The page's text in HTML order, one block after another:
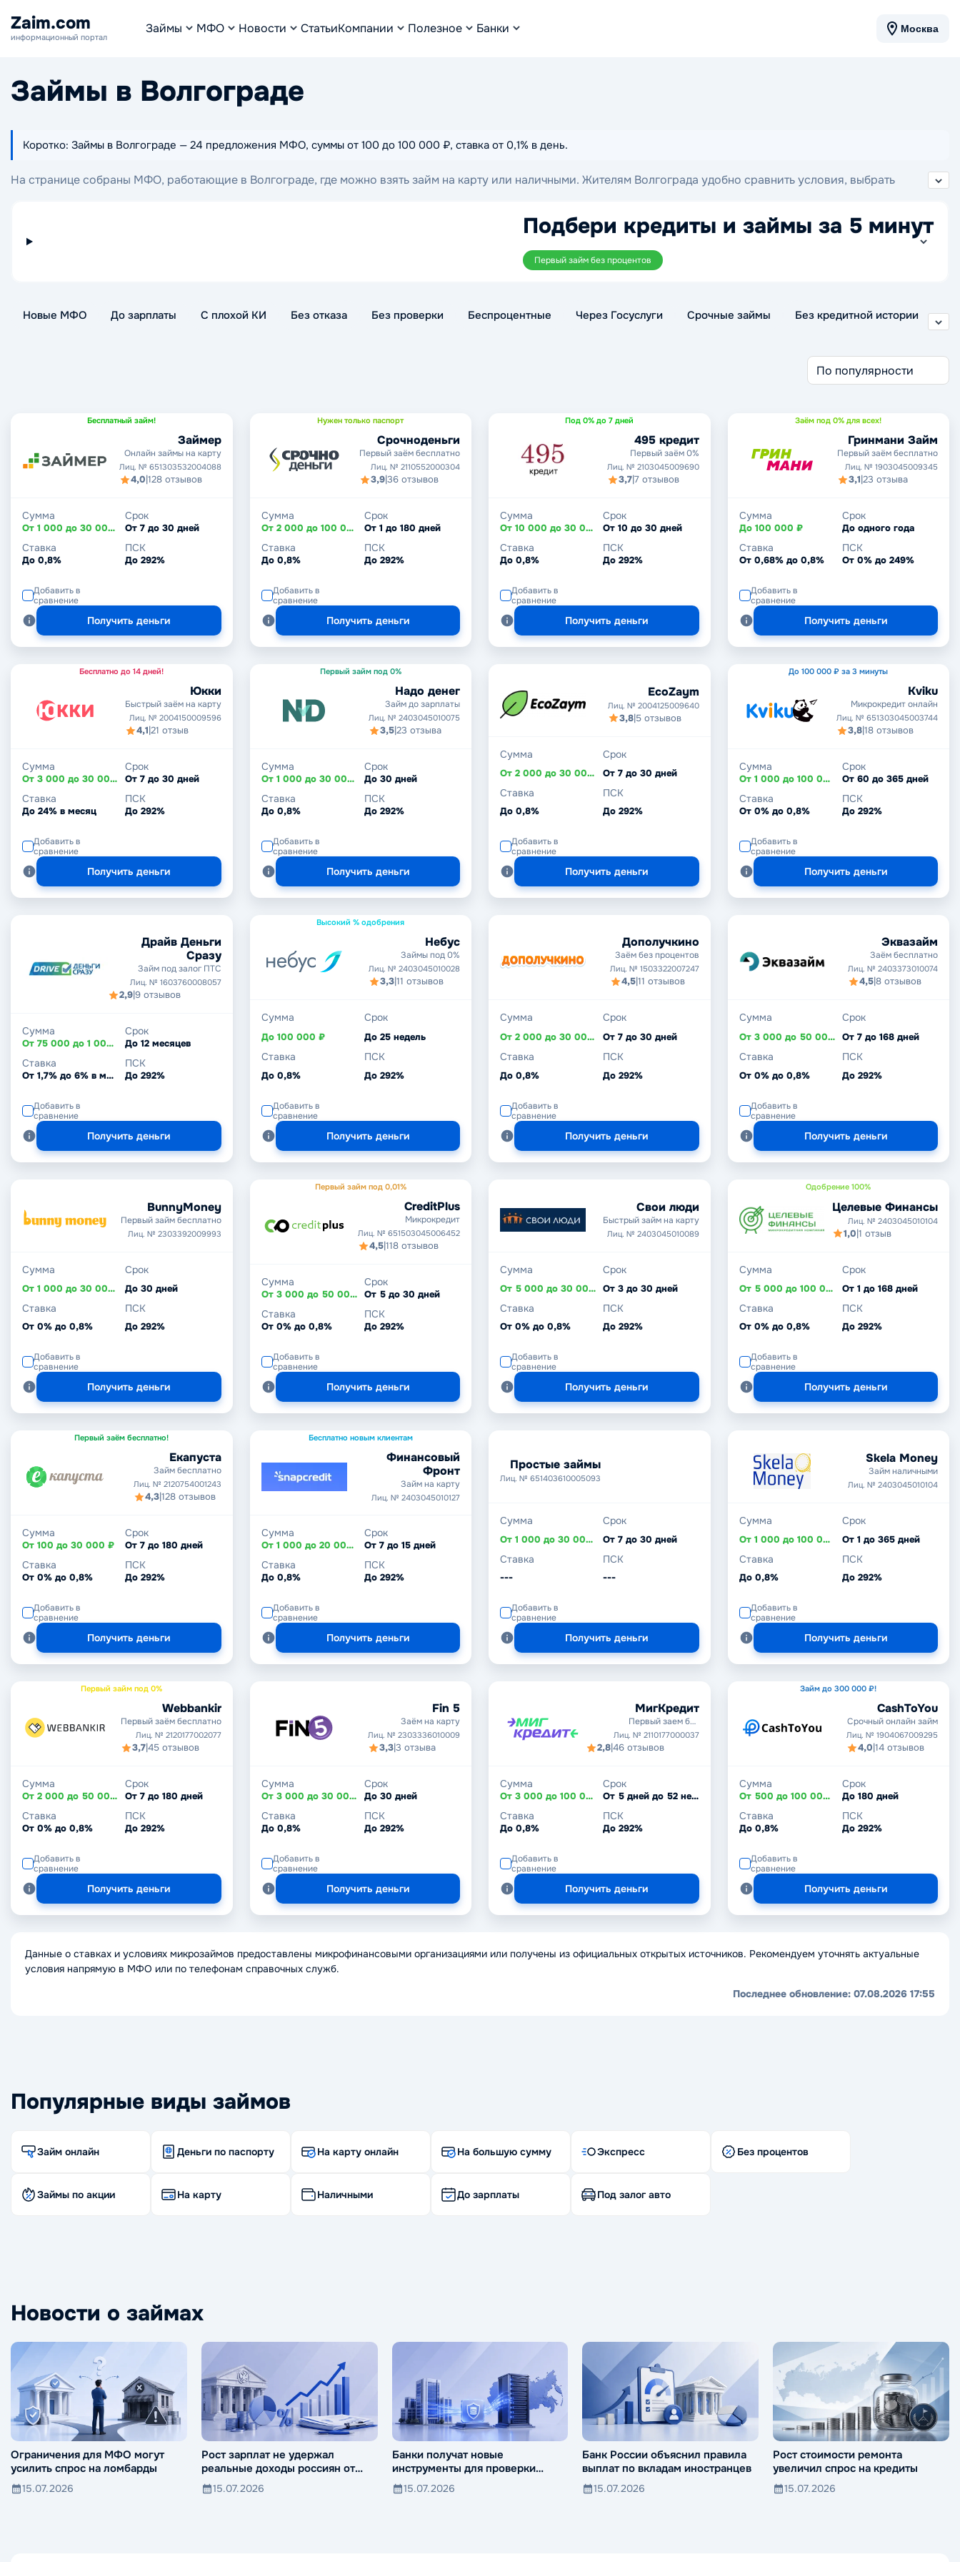
Zaim.com
информационный портал
Займы МФО Новости СтатьиКомпании Полезное Банки Москва
Займы в Волгограде
Коротко: Займы в Волгограде — 24 предложения МФО, суммы от 100 до 100 000 ₽, ставка от 0,1% в день.
На странице собраны МФО, работающие в Волгограде, где можно взять займ на карту или наличными. Жителям Волгограда удобно сравнить условия, выбрать
Подбери кредиты и займы за 5 минут
Первый займ без процентов
Новые МФО До зарплаты С плохой КИ Без отказа Без проверки Беспроцентные Через Госуслуги Срочные займы Без кредитной истории
Бесплатный займ!
Займер
Онлайн займы на карту
Лиц. № 651303532004088
4,0|128 отзывов
Сумма
От 1 000 до 30 000 ₽
Срок
От 7 до 30 дней
Ставка
До 0,8%
ПСК
До 292%
Добавить в
сравнение
Получить деньги
Нужен только паспорт
Срочноденьги
Первый заём бесплатно
Лиц. № 2110552000304
3,9|36 отзывов
Сумма
От 2 000 до 100 000 ₽
Срок
От 1 до 180 дней
Ставка
До 0,8%
ПСК
До 292%
Добавить в
сравнение
Получить деньги
Под 0% до 7 дней
495 кредит
Первый заём 0%
Лиц. № 2103045009690
3,7|7 отзывов
Сумма
От 10 000 до 30 000 ₽
Срок
От 10 до 30 дней
Ставка
До 0,8%
ПСК
До 292%
Добавить в
сравнение
Получить деньги
Заём под 0% для всех!
Гринмани Займ
Первый заём бесплатно
Лиц. № 1903045009345
3,1|23 отзыва
Сумма
До 100 000 ₽
Срок
До одного года
Ставка
От 0,68% до 0,8%
ПСК
От 0% до 249%
Добавить в
сравнение
Получить деньги
Бесплатно до 14 дней!
Юкки
Быстрый заём на карту
Лиц. № 2004150009596
4,1|21 отзыв
Сумма
От 3 000 до 30 000 ₽
Срок
От 7 до 30 дней
Ставка
До 24% в месяц
ПСК
До 292%
Добавить в
сравнение
Получить деньги
Первый займ под 0%
Надо денег
Займ до зарплаты
Лиц. № 2403045010075
3,5|23 отзыва
Сумма
От 1 000 до 30 000 ₽
Срок
До 30 дней
Ставка
До 0,8%
ПСК
До 292%
Добавить в
сравнение
Получить деньги
EcoZaym
Лиц. № 2004125009640
3,8|5 отзывов
Сумма
От 2 000 до 30 000 ₽
Срок
От 7 до 30 дней
Ставка
До 0,8%
ПСК
До 292%
Добавить в
сравнение
Получить деньги
До 100 000 ₽ за 3 минуты
Kviku
Микрокредит онлайн
Лиц. № 651303045003744
3,8|18 отзывов
Сумма
От 1 000 до 100 000 ₽
Срок
От 60 до 365 дней
Ставка
От 0% до 0,8%
ПСК
До 292%
Добавить в
сравнение
Получить деньги
Драйв Деньги
Сразу
Займ под залог ПТС
Лиц. № 1603760008057
2,9|9 отзывов
Сумма
От 75 000 до 1 000 000 ₽
Срок
До 12 месяцев
Ставка
От 1,7% до 6% в месяц
ПСК
До 292%
Добавить в
сравнение
Получить деньги
Высокий % одобрения
Небус
Займы под 0%
Лиц. № 2403045010028
3,3|11 отзывов
Сумма
До 100 000 ₽
Срок
До 25 недель
Ставка
До 0,8%
ПСК
До 292%
Добавить в
сравнение
Получить деньги
Дополучкино
Заём без процентов
Лиц. № 1503322007247
4,5|11 отзывов
Сумма
От 2 000 до 30 000 ₽
Срок
От 7 до 30 дней
Ставка
До 0,8%
ПСК
До 292%
Добавить в
сравнение
Получить деньги
Эквазайм
Заём бесплатно
Лиц. № 2403373010074
4,5|8 отзывов
Сумма
От 3 000 до 50 000 ₽
Срок
От 7 до 168 дней
Ставка
От 0% до 0,8%
ПСК
До 292%
Добавить в
сравнение
Получить деньги
BunnyMoney
Первый займ бесплатно
Лиц. № 2303392009993
Сумма
От 1 000 до 30 000 ₽
Срок
До 30 дней
Ставка
От 0% до 0,8%
ПСК
До 292%
Добавить в
сравнение
Получить деньги
Первый займ под 0,01%
CreditPlus
Микрокредит
Лиц. № 651503045006452
4,5|118 отзывов
Сумма
От 3 000 до 50 000 ₽
Срок
От 5 до 30 дней
Ставка
От 0% до 0,8%
ПСК
До 292%
Добавить в
сравнение
Получить деньги
Свои люди
Быстрый займ на карту
Лиц. № 2403045010089
Сумма
От 5 000 до 30 000 ₽
Срок
От 3 до 30 дней
Ставка
От 0% до 0,8%
ПСК
До 292%
Добавить в
сравнение
Получить деньги
Одобрение 100%
Целевые Финансы
Лиц. № 2403045010104
1,0|1 отзыв
Сумма
От 5 000 до 100 000 ₽
Срок
От 1 до 168 дней
Ставка
От 0% до 0,8%
ПСК
До 292%
Добавить в
сравнение
Получить деньги
Первый заём бесплатно!
Екапуста
Займ бесплатно
Лиц. № 2120754001243
4,3|128 отзывов
Сумма
От 100 до 30 000 ₽
Срок
От 7 до 180 дней
Ставка
От 0% до 0,8%
ПСК
До 292%
Добавить в
сравнение
Получить деньги
Бесплатно новым клиентам
Финансовый
Фронт
Займ на карту
Лиц. № 2403045010127
Сумма
От 1 000 до 20 000 ₽
Срок
От 7 до 15 дней
Ставка
До 0,8%
ПСК
До 292%
Добавить в
сравнение
Получить деньги
Простые займы
Лиц. № 651403610005093
Сумма
От 1 000 до 30 000 ₽
Срок
От 7 до 30 дней
Ставка
---
ПСК
---
Добавить в
сравнение
Получить деньги
Skela Money
Займ наличными
Лиц. № 2403045010104
Сумма
От 1 000 до 100 000 ₽
Срок
От 1 до 365 дней
Ставка
До 0,8%
ПСК
До 292%
Добавить в
сравнение
Получить деньги
Первый займ под 0%
Webbankir
Первый заём бесплатно
Лиц. № 2120177002077
3,7|45 отзывов
Сумма
От 2 000 до 50 000 ₽
Срок
От 7 до 180 дней
Ставка
От 0% до 0,8%
ПСК
До 292%
Добавить в
сравнение
Получить деньги
Fin 5
Заём на карту
Лиц. № 2303336010009
3,3|3 отзыва
Сумма
От 3 000 до 30 000 ₽
Срок
До 30 дней
Ставка
До 0,8%
ПСК
До 292%
Добавить в
сравнение
Получить деньги
МигКредит
Первый заем без
процентов
Лиц. № 2110177000037
2,8|46 отзывов
Сумма
От 3 000 до 100 000 ₽
Срок
От 5 дней до 52 недель
Ставка
До 0,8%
ПСК
До 292%
Добавить в
сравнение
Получить деньги
Займ до 300 000 ₽!
CashToYou
Срочный онлайн займ
Лиц. № 1904067009295
4,0|14 отзывов
Сумма
От 500 до 100 000 ₽
Срок
До 180 дней
Ставка
До 0,8%
ПСК
До 292%
Добавить в
сравнение
Получить деньги
Данные о ставках и условиях микрозаймов предоставлены микрофинансовыми организациями или получены из официальных открытых источников. Рекомендуем уточнять актуальные
условия напрямую в МФО или по телефонам справочных служб.
Последнее обновление: 07.08.2026 17:55
Популярные виды займов
Займ онлайн Деньги по паспорту На карту онлайн На большую сумму Экспресс Без процентов
Займы по акции На карту Наличными До зарплаты Под залог авто
Новости о займах
Ограничения для МФО могут
усилить спрос на ломбарды
15.07.2026
Рост зарплат не удержал
реальные доходы россиян от
падения
15.07.2026
Банки получат новые
инструменты для проверки
компаний и клиентов
15.07.2026
Банк России объяснил правила
выплат по вкладам иностранцев
15.07.2026
Рост стоимости ремонта
увеличил спрос на кредиты
15.07.2026